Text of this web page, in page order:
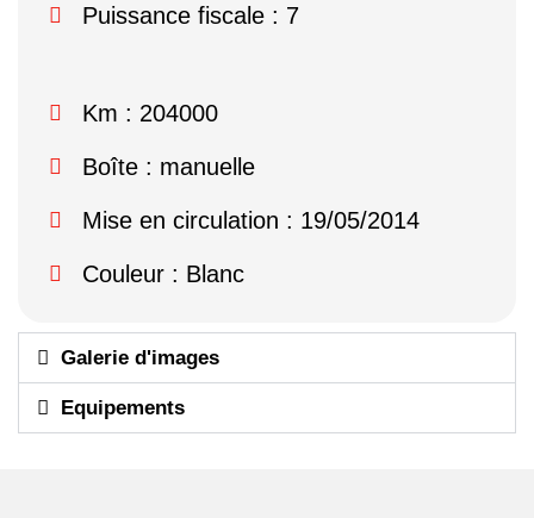
Puissance fiscale : 7
Km : 204000
Boîte : manuelle
Mise en circulation : 19/05/2014
Couleur : Blanc
Galerie d'images
Equipements